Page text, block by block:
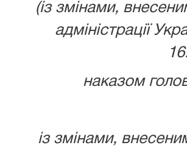
(із змінами,
адміністрації
наказом
із змінами,